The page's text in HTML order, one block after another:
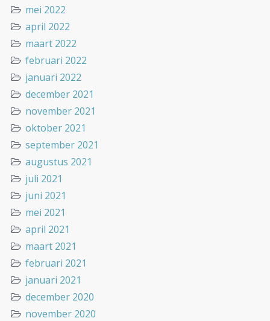
mei 2022
april 2022
maart 2022
februari 2022
januari 2022
december 2021
november 2021
oktober 2021
september 2021
augustus 2021
juli 2021
juni 2021
mei 2021
april 2021
maart 2021
februari 2021
januari 2021
december 2020
november 2020